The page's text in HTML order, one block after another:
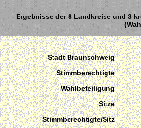
Ergebnisse der 8 Landkreise und 3
Stadt Braunschweig
Stimmberechtigte
Wahlbeteiligung
Sitze
Stimmberechtigte/Sitz